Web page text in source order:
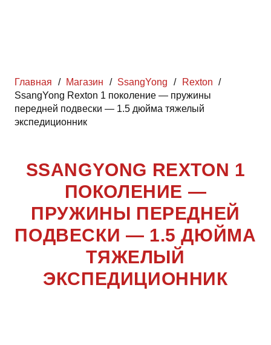
Главная / Магазин / SsangYong / Rexton /
SsangYong Rexton 1 поколение — пружины
передней подвески — 1.5 дюйма тяжелый
экспедиционник
SSANGYONG REXTON 1
ПОКОЛЕНИЕ —
ПРУЖИНЫ ПЕРЕДНЕЙ
ПОДВЕСКИ — 1.5 ДЮЙМА
ТЯЖЕЛЫЙ
ЭКСПЕДИЦИОННИК